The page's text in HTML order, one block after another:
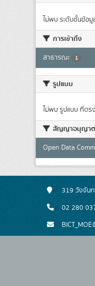
ไม่พบ ระดับชั้นข้อ
การเข้าถึง
สาธารณะ 1
รูปแบบ
ไม่พบ รูปแบบ ที่ต
สัญญาอนุญาต
Open Data
319 วังจัน
02 280